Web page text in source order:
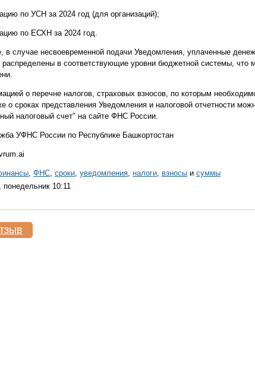
по УСН за 2024 год (для организаций);
по ЕСХН за 2024 год.
случае несвоевременной подачи Уведомления, уплаченные
распределены в соответствующие уровни бюджетной системы, что
о перечне налогов, страховых взносов, по которым
о сроках представления Уведомления и налоговой отчетности
налоговый счет" на сайте ФНС России.
УФНС России по Республике Башкортостан
, ФНС, сроки, уведомления, налоги, взносы и суммы
понедельник 10:11